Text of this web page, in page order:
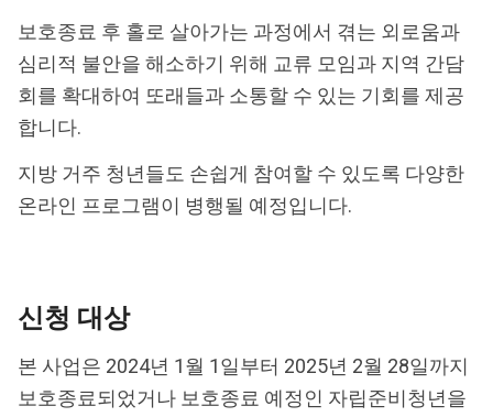
보호종료 후 홀로 살아가는 과정에서 겪는 외로움과
심리적 불안을 해소하기 위해 교류 모임과 지역 간담
회를 확대하여 또래들과 소통할 수 있는 기회를 제공
합니다.
지방 거주 청년들도 손쉽게 참여할 수 있도록 다양한
온라인 프로그램이 병행될 예정입니다.
신청 대상
본 사업은 2024년 1월 1일부터 2025년 2월 28일까지
보호종료되었거나 보호종료 예정인 자립준비청년을